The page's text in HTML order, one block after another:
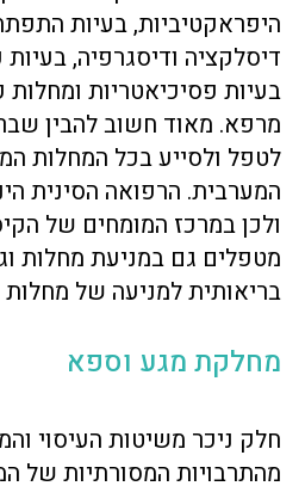
היפראקטיביות, בעיות
דיסלקציה ודיסגרפיה, בעיות
בעיות פסיכיאטריות
מרפא. מאוד חשוב להבין
לטפל ולסייע בכל המחלות
המערבית. הרפואה הסינית
ולכן במרכז המומחים של
מטפלים גם במניעת מחלות
בריאותית למניעה של מחלות
מחלקת מגע וספא
חלק ניכר משיטות העיסוי
מהתרבויות המסורתיות של